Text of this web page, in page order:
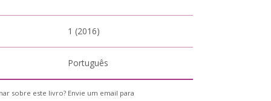
1 (2016)
Português
sobre este livro? Envie um email para